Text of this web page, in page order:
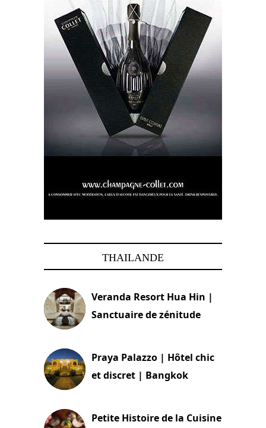
THAILANDE
Veranda Resort Hua Hin |
Sanctuaire de zénitude
Praya Palazzo | Hôtel chic
et discret | Bangkok
Petite Histoire de la Cuisine